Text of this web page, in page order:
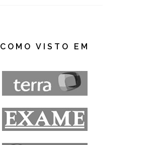
COMO VISTO EM